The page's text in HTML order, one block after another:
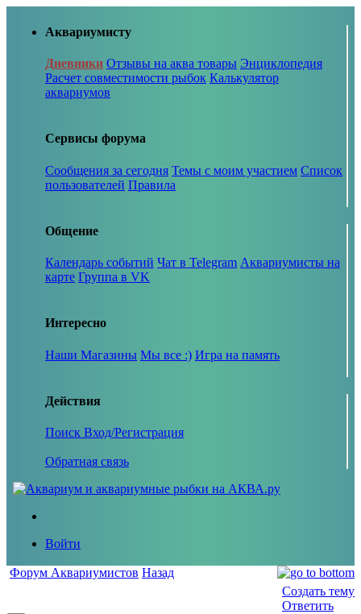
Аквариумисту
Дневники Отзывы на аква товары Энциклопедия
Расчет совместимости рыбок Калькулятор
аквариумов
Сервисы форума
Сообщения за сегодня Темы с моим участием Список
пользователей Правила
Общение
Календарь событий Чат в Telegram Аквариумисты на
карте Группа в VK
Интересно
Наши Магазины Мы все :) Игра на память
Действия
Поиск Вход/Регистрация
Обратная связь
Войти
Форум Аквариумистов Назад
Создать тему
Ответить